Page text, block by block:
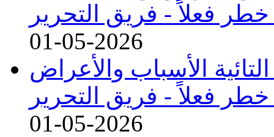
خطر فعلاً - فريق التحرير
01-05-2026
الأسباب والأعراض
فعلاً - فريق التحرير
01-05-2026